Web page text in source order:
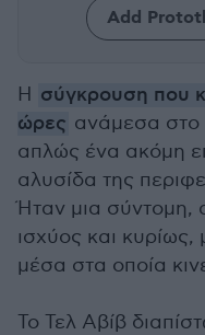
Add
Η σύγκρουση που
ώρες ανάμεσα στο
απλώς ένα ακόμη
αλυσίδα της
Ήταν μια σύντομη,
ισχύος και
μέσα στα οποία
Το Τελ Αβίβ